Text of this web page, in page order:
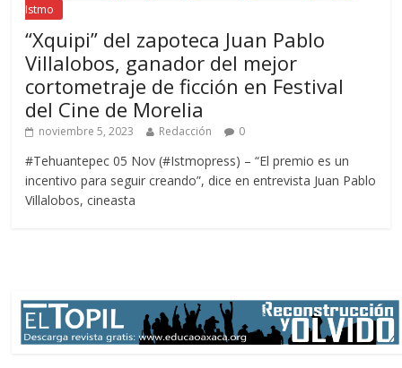
Istmo
“Xquipi” del zapoteca Juan Pablo
Villalobos, ganador del mejor
cortometraje de ficción en Festival
del Cine de Morelia
noviembre 5, 2023 Redacción 0
#Tehuantepec 05 Nov (#Istmopress) – “El premio es un
incentivo para seguir creando”, dice en entrevista Juan Pablo
Villalobos, cineasta